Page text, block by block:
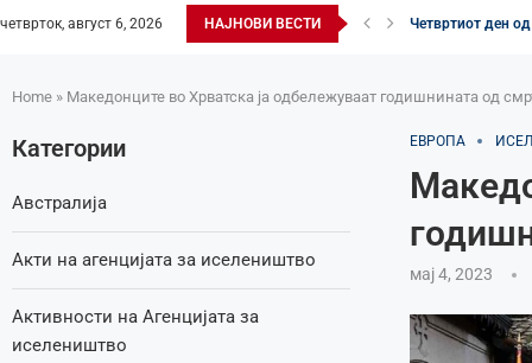
четврток, август 6, 2026 НАЈНОВИ ВЕСТИ Четвртиот ден
Home » Македонците во Хрватска ја одбележуваат годишнината од
ЕВРОПА
мај 4, 2023
Категории
Австралија
Акти на агенцијата за иселеништво
Активности на Агенцијата за
иселеништво